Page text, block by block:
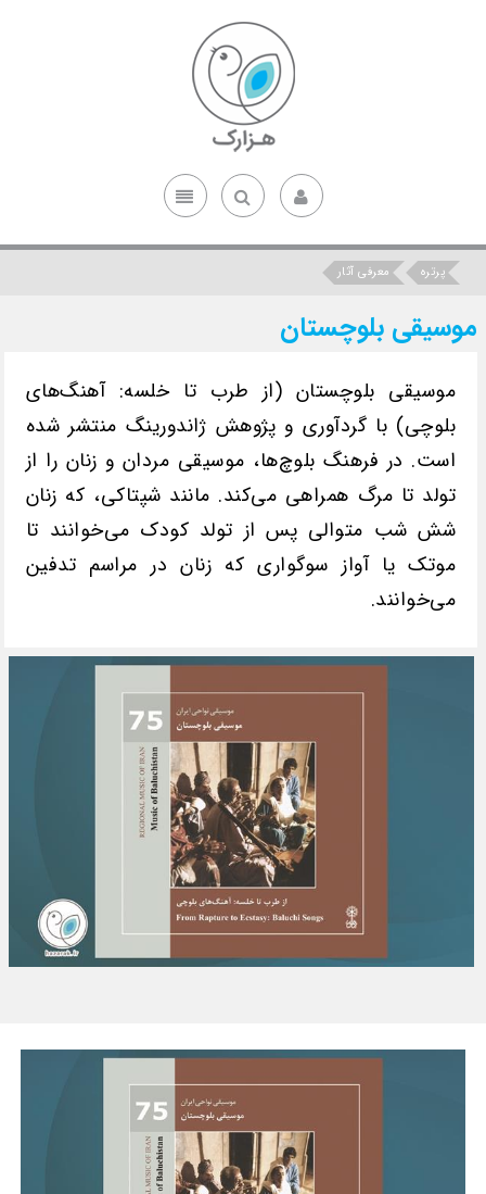
پرتره معرفی آثار
موسیقی بلوچستان
موسیقی بلوچستان (از طرب تا خلسه: آهنگ‌های
بلوچی) با گردآوری و پژوهش ژاندورینگ منتشر شده
است. در فرهنگ بلوچ‌ها، موسیقی مردان و زنان را از
تولد تا مرگ همراهی می‌کند. مانند شپتاکی، که زنان
شش شب متوالی پس از تولد کودک می‌خوانند تا
موتک یا آواز سوگواری که زنان در مراسم تدفین
می‌خوانند.